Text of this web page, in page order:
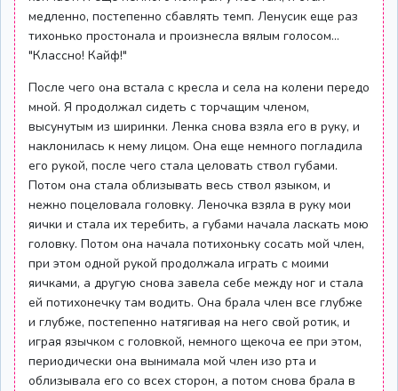
медленно, постепенно сбавлять темп. Ленусик еще раз
тихонько простонала и произнесла вялым голосом...
"Классно! Кайф!"
После чего она встала с кресла и села на колени передо
мной. Я продолжал сидеть с торчащим членом,
высунутым из ширинки. Ленка снова взяла его в руку, и
наклонилась к нему лицом. Она еще немного погладила
его рукой, после чего стала целовать ствол губами.
Потом она стала облизывать весь ствол языком, и
нежно поцеловала головку. Леночка взяла в руку мои
яички и стала их теребить, а губами начала ласкать мою
головку. Потом она начала потихоньку сосать мой член,
при этом одной рукой продолжала играть с моими
яичками, а другую снова завела себе между ног и стала
ей потихонечку там водить. Она брала член все глубже
и глубже, постепенно натягивая на него свой ротик, и
играя язычком с головкой, немного щекоча ее при этом,
периодически она вынимала мой член изо рта и
облизывала его со всех сторон, а потом снова брала в